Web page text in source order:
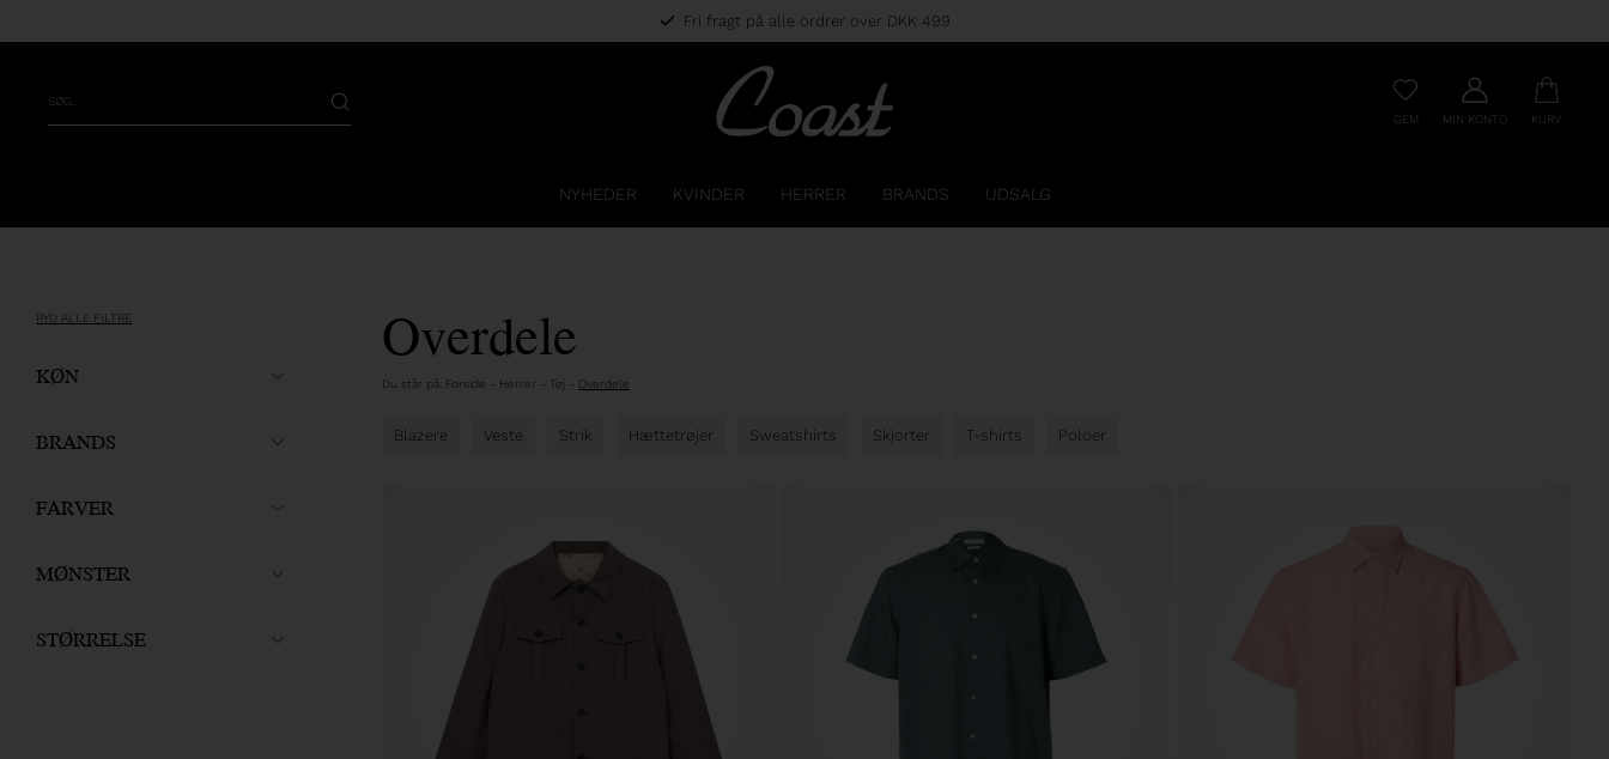
Fri fragt på alle ordrer over DKK 499
GEM MIN KONTO KURV
NYHEDER KVINDER HERRER BRANDS UDSALG
RYD ALLE FILTRE
KØN
BRANDS
FARVER
MØNSTER
STØRRELSE
Overdele
Du står på: Forside - Herrer - Tøj - Overdele
Blazere Veste Strik Hættetrøjer Sweatshirts Skjorter T-shirts Poloer